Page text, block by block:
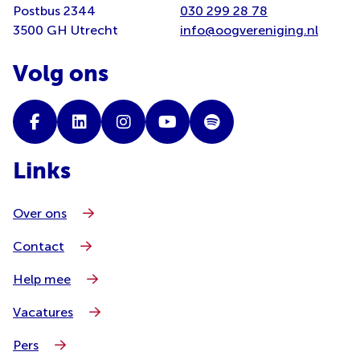
Postbus 2344
3500 GH Utrecht
030 299 28 78
info@oogvereniging.nl
Volg ons
Links
Over ons
Contact
Help mee
Vacatures
Pers